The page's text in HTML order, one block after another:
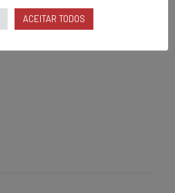
ACEITAR TODOS